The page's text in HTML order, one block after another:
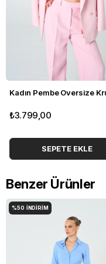
₺3.799,00
SEPETE EKLE
Benzer Ürünler
%50 İNDIRIM